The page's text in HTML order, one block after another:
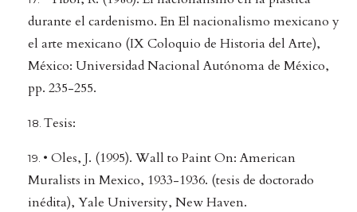
durante el cardenismo. En El nacionalismo mexicano y
el arte mexicano (IX Coloquio de Historia del Arte),
México: Universidad Nacional Autónoma de México,
pp. 235-255.
Tesis:
• Oles, J. (1995). Wall to Paint On: American
Muralists in Mexico, 1933-1936. (tesis de doctorado
inédita), Yale University, New Haven.